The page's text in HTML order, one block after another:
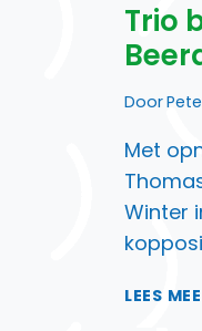
Trio
Door
Met
Winter
LEES